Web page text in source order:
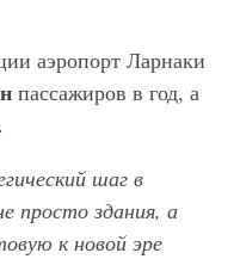
аэропорт Ларнаки
пассажиров в год, а
.
шаг в
просто здания, а
к новой эре